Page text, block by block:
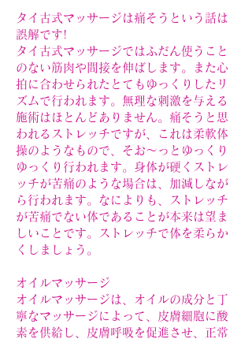
タイ古式マッサージは痛そうという話は
誤解です!
タイ古式マッサージではふだん使うこと
のない筋肉や間接を伸ばします。また心
拍に合わせられたとてもゆっくりしたリ
ズムで行われます。無理な刺激を与える
施術はほとんどありません。痛そうと思
われるストレッチですが、これは柔軟体
操のようなもので、そお～っとゆっくり
ゆっくり行われます。身体が硬くストレ
ッチが苦痛のような場合は、加減しなが
ら行われます。なによりも、ストレッチ
が苦痛でない体であることが本来は望ま
しいことです。ストレッチで体を柔らか
くしましょう。
オイルマッサージ
オイルマッサージは、オイルの成分と丁
寧なマッサージによって、皮膚細胞に酸
素を供給し、皮膚呼吸を促進させ、正常